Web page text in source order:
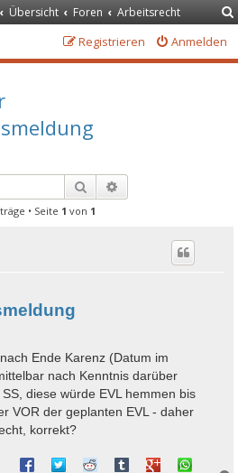
Übersicht Foren Arbeitsrecht
Anmelden
Registrieren
Suche
• Seite 1 von 1
Ende Karenz (Datum im
nach Kenntnis darüber
diese würde EVL hemmen bis
VOR der geplanten EVL - daher
korrekt?